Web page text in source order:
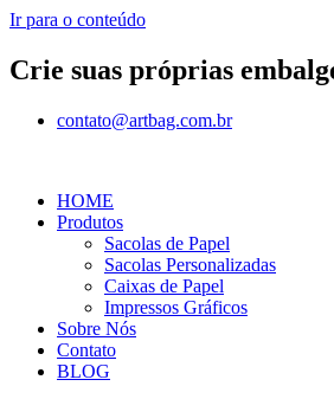
Ir para o conteúdo
Crie suas próprias
contato@artbag.com.br
HOME
Produtos
Sacolas de Papel
Sacolas Personalizadas
Caixas de Papel
Impressos Gráficos
Sobre Nós
Contato
BLOG